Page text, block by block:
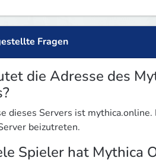
Fragen
die Adresse des
dieses Servers ist
beizutreten.
Spieler hat Mythica